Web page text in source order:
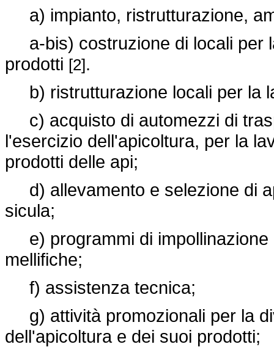
a) impianto, ristrutturazione,
a-bis) costruzione di locali per
prodotti [2].
b) ristrutturazione locali per la
c) acquisto di automezzi di
l'esercizio dell'apicoltura, per la
prodotti delle api;
d) allevamento e selezione di
sicula;
e) programmi di impollinazione
mellifiche;
f) assistenza tecnica;
g) attività promozionali per la
dell'apicoltura e dei suoi prodotti;